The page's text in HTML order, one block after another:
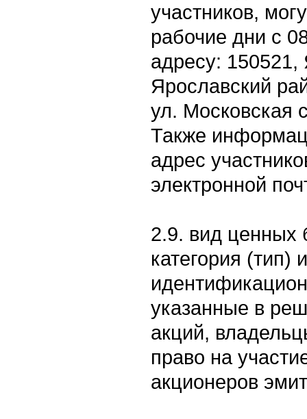
участников,
рабочие дни с
адресу: 150521,
Ярославский
ул. Московская
Также
адрес
электронной
2.9. вид ценных
категория (тип)
указанные в
акций,
право на
акционеров